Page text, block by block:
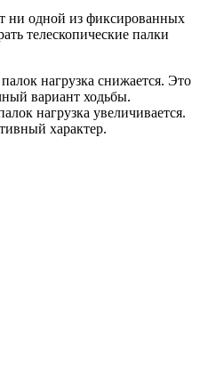
ни одной из фиксированных
телескопические палки
нагрузка снижается. Это
вариант ходьбы.
нагрузка увеличивается.
характер.